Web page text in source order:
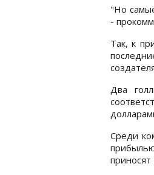
"Но
-
Так, к
Два
Среди
приносят